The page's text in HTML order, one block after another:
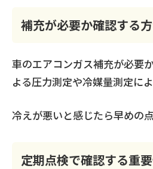
補充が必要か確認する
車のエアコンガス補充が必要
よる圧力測定や冷媒量測定に
冷えが悪いと感じたら早めの
定期点検で確認する重